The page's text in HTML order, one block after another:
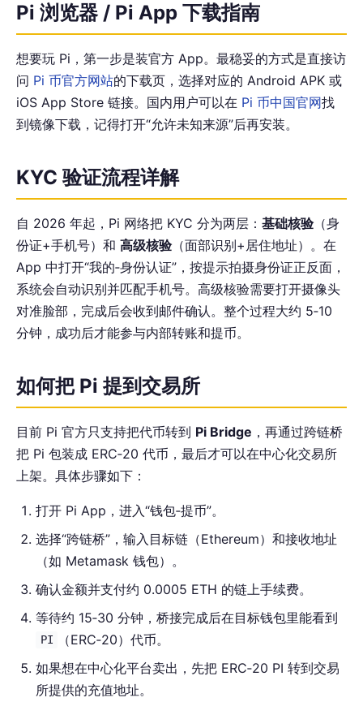
Pi 浏览器 / Pi App 下载指南
想要玩 Pi，第一步是装官方 App。最稳妥的方式是直接访
问 Pi 币官方网站的下载页，选择对应的 Android APK 或
iOS App Store 链接。国内用户可以在 Pi 币中国官网找
到镜像下载，记得打开“允许未知来源”后再安装。
KYC 验证流程详解
自 2026 年起，Pi 网络把 KYC 分为两层： 基础核验（身
份证+手机号）和 高级核验（面部识别+居住地址）。在
App 中打开“我的‑身份认证”，按提示拍摄身份证正反面，
系统会自动识别并匹配手机号。高级核验需要打开摄像头
对准脸部，完成后会收到邮件确认。整个过程大约 5‑10
分钟，成功后才能参与内部转账和提币。
如何把 Pi 提到交易所
目前 Pi 官方只支持把代币转到 Pi Bridge ，再通过跨链桥
把 Pi 包装成 ERC‑20 代币，最后才可以在中心化交易所
上架。具体步骤如下：
打开 Pi App，进入“钱包‑提币”。
选择“跨链桥”，输入目标链（Ethereum）和接收地址
（如 Metamask 钱包）。
确认金额并支付约 0.0005 ETH 的链上手续费。
等待约 15‑30 分钟，桥接完成后在目标钱包里能看到
PI
（ERC‑20）代币。
如果想在中心化平台卖出，先把 ERC‑20 PI 转到交易
所提供的充值地址。